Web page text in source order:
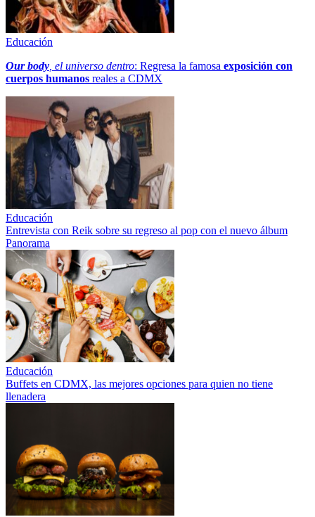
Educación
Our body , el universo dentro: Regresa la famosa exposición con
cuerpos humanos reales a CDMX
Educación
Entrevista con Reik sobre su regreso al pop con el nuevo álbum
Panorama
Educación
Buffets en CDMX, las mejores opciones para quien no tiene
llenadera